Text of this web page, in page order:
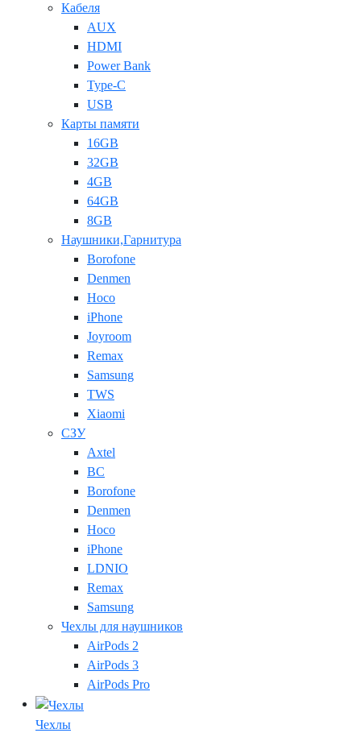
Кабеля
AUX
HDMI
Power Bank
Type-C
USB
Карты памяти
16GB
32GB
4GB
64GB
8GB
Наушники,Гарнитура
Borofone
Denmen
Hoco
iPhone
Joyroom
Remax
Samsung
TWS
Xiaomi
СЗУ
Axtel
BC
Borofone
Denmen
Hoco
iPhone
LDNIO
Remax
Samsung
Чехлы для наушников
AirPods 2
AirPods 3
AirPods Pro
Чехлы